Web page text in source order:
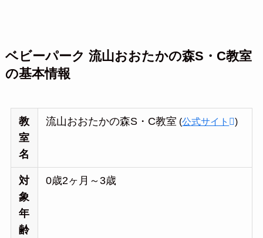
ベビーパーク 流山おおたかの森S・C教室
の基本情報
教
室
名
流山おおたかの森S・C教室 (公式サイト )
対
象
年
齢
0歳2ヶ月～3歳